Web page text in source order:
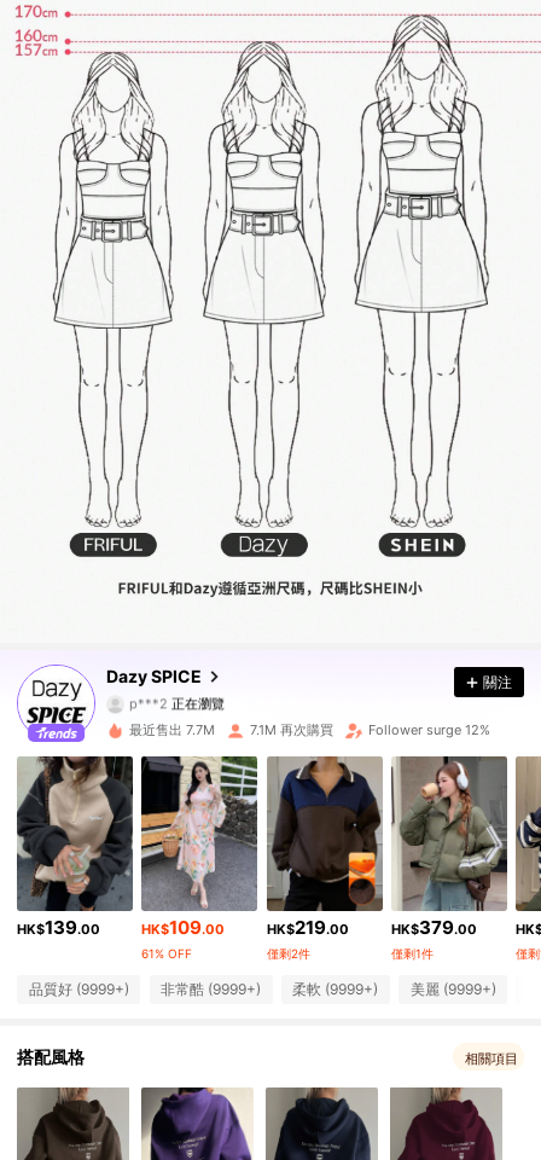
Dazy SPICE
4.91 2M 追蹤者
4.91 2M 追蹤者
4.91 2M 追蹤者
4.91 2M 追蹤者
4.91 2M 追蹤者
4.91 2M 追蹤者
4.91 2M 追蹤者
2M 追蹤者
2M 追蹤者
關注
最近售出 7.7M 7.1M 再次購買 Follower surge 12%
HK$139.00 HK$109.00
61% OFF
HK$219.00
僅剩2件
HK$379.00
僅剩1件 僅
品質好 (9999+) 非常酷 (9999+) 柔軟 (9999+) 美麗 (9999+)
搭配風格 相關項目